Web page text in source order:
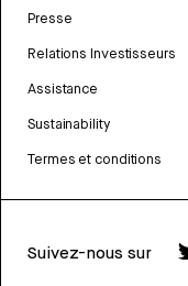
Presse
Relations Investisseurs
Assistance
Sustainability
Termes et conditions
Suivez-nous sur